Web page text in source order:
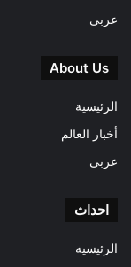
عربى
About Us
الرئيسية
أخبار العالم
عربى
احداث
الرئيسية